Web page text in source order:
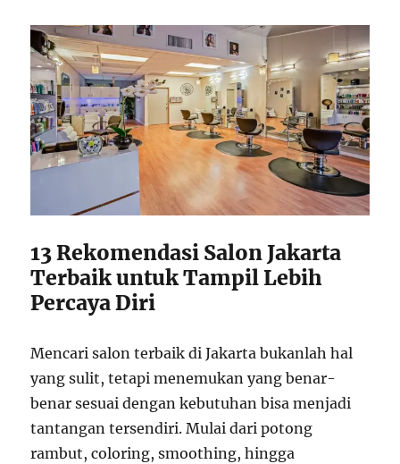
13 Rekomendasi Salon Jakarta
Terbaik untuk Tampil Lebih
Percaya Diri
Mencari salon terbaik diJakarta bukanlah hal
yang sulit, tetapi menemukan yang benar-
benar sesuai dengan kebutuhan bisa menjadi
tantangan tersendiri. Mulai dari potong
rambut, coloring, smoothing, hingga